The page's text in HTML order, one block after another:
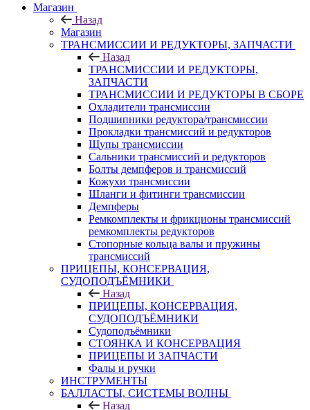
Магазин
Назад
Магазин
ТРАНСМИССИИ И РЕДУКТОРЫ, ЗАПЧАСТИ
Назад
ТРАНСМИССИИ И РЕДУКТОРЫ,
ЗАПЧАСТИ
ТРАНСМИССИИ И РЕДУКТОРЫ В СБОРЕ
Охладители трансмиссии
Подшипники редуктора/трансмиссии
Прокладки трансмиссий и редукторов
Щупы трансмиссии
Сальники трансмиссий и редукторов
Болты демпферов и трансмиссий
Кожухи трансмиссии
Шланги и фитинги трансмиссии
Демпферы
Ремкомплекты и фрикционы трансмиссий
ремкомплекты редукторов
Стопорные кольца валы и пружины
трансмиссий
ПРИЦЕПЫ, КОНСЕРВАЦИЯ,
СУДОПОДЪЁМНИКИ
Назад
ПРИЦЕПЫ, КОНСЕРВАЦИЯ,
СУДОПОДЪЁМНИКИ
Судоподъёмники
СТОЯНКА И КОНСЕРВАЦИЯ
ПРИЦЕПЫ И ЗАПЧАСТИ
Фалы и ручки
ИНСТРУМЕНТЫ
БАЛЛАСТЫ, СИСТЕМЫ ВОЛНЫ
Назад